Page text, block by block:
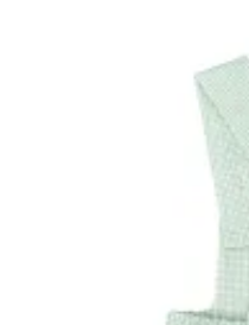
Ranita bebé
algodón, pensada para
comodidad y un estilo
tejido vichy verde agua
clásico, ideal para los
Destacan los tirantes
decorativos en la parte
cómodo que permite
movimiento para el bebé,
algodón suave y
Esta ranita forma parte